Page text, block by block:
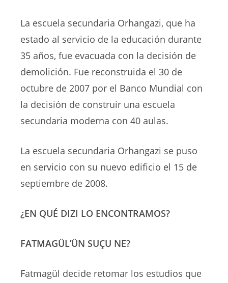
La escuela secundaria Orhangazi, que ha
estado al servicio de la educación durante
35 años, fue evacuada con la decisión de
demolición. Fue reconstruida el 30 de
octubre de 2007 por el Banco Mundial con
la decisión de construir una escuela
secundaria moderna con 40 aulas.
La escuela secundaria Orhangazi se puso
en servicio con su nuevo edificio el 15 de
septiembre de 2008.
¿EN QUÉ DIZI LO ENCONTRAMOS?
FATMAGÜL’ÜN SUÇU NE?
Fatmagül decide retomar los estudios que